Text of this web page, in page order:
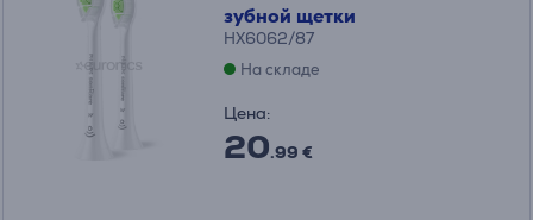
зубной щетки
HX6062/87
На складе
Цена:
20.99 €